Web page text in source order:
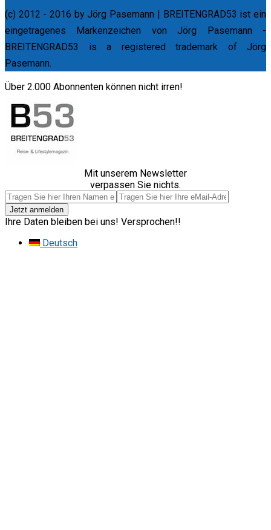
(c) 2012 - 2016 by Jörg Pasemann | BREITENGRAD53 ist ein
eingetragenes Markenzeichen von Jörg Pasemann -
BREITENGRAD53 is a registered trademark of Jörg
Pasemann.
Über 2.000 Abonnenten können nicht irren!
Mit unserem Newsletter
verpassen Sie nichts.
Ihre Daten bleiben bei uns! Versprochen!!
Deutsch